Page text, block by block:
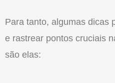
Para tanto, algumas dicas
e rastrear pontos cruciais
são elas: